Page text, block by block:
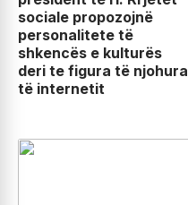
sociale propozojnë
personalitete të
shkencës e kulturës
deri te figura të njohura
të internetit